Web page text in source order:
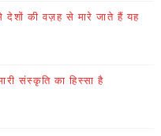
देशों की वज़ह से मारे जाते हैं यह
संस्कृति का हिस्सा है